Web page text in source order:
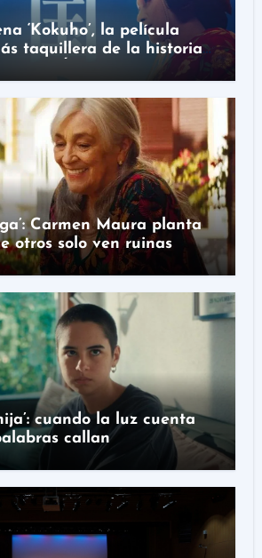
‘Kokuho’, la película
taquillera de la historia
al Óscar
Carmen Maura planta
otros solo ven ruinas
cuando la luz cuenta
callan